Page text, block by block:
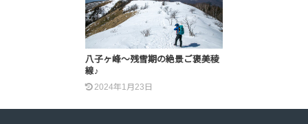
八子ヶ峰～残雪期の絶景ご褒美稜
線♪
2024年1月23日